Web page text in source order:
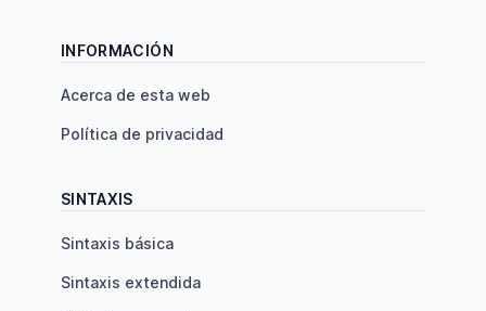
INFORMACIÓN
Acerca de esta web
Política de privacidad
SINTAXIS
Sintaxis básica
Sintaxis extendida